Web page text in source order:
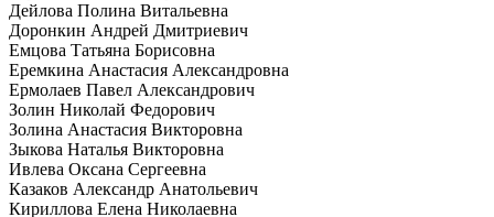
Дейлова Полина Витальевна
Доронкин Андрей Дмитриевич
Емцова Татьяна Борисовна
Еремкина Анастасия Александровна
Ермолаев Павел Александрович
Золин Николай Федорович
Золина Анастасия Викторовна
Зыкова Наталья Викторовна
Ивлева Оксана Сергеевна
Казаков Александр Анатольевич
Кириллова Елена Николаевна